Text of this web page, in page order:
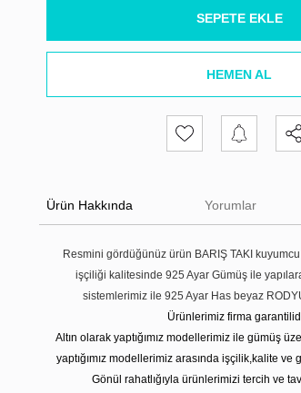
SEPETE EKLE
HEMEN AL
Ürün Hakkında Yorumlar
Resmini gördüğünüz ürün BARIŞ TAKI kuyumcu
işçiliği kalitesinde 925 Ayar Gümüş ile
sistemlerimiz ile 925 Ayar Has beyaz
Ürünlerimiz firma
Altın olarak yaptığımız modellerimiz ile gümüş
yaptığımız modellerimiz arasında işçilik,kalite ve
Gönül rahatlığıyla ürünlerimizi tercih ve